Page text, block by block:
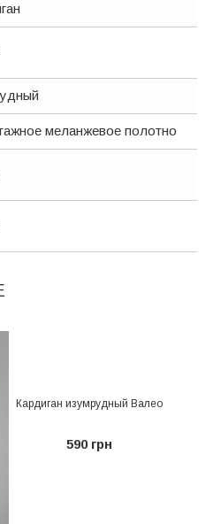
меланжевое полотно
Кардиган изумрудный Валео
590 грн